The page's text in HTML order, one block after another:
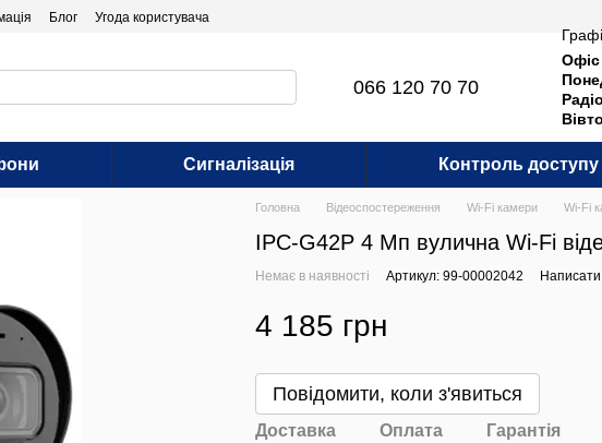
Блог Угода користувача
066 120 70 70
Офіс
Сигналізація Контроль
Головна Відеоспостереження Wi-Fi камери Wi-Fi
IPC-G42P 4 Мп вулична Wi-Fi
Немає в наявності Артикул: 99-00002042 Написати
4 185 грн
Повідомити, коли з'явиться
Доставка Оплата Гарантія